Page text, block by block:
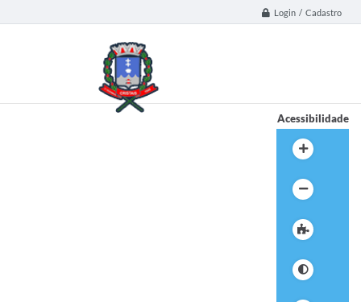
Login / Cadastro
Acessibilidade